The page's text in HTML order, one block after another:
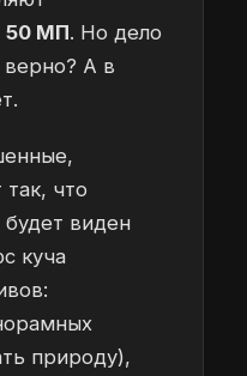
50 МП. Но дело
верно? А в
что
будет виден
куча
природу),